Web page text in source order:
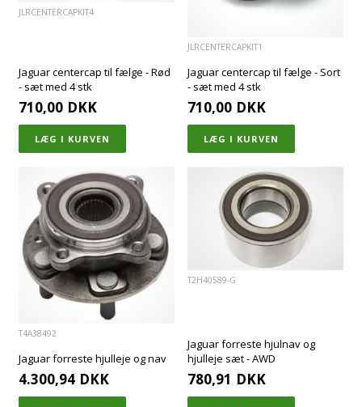
JLRCENTERCAPKIT4
Jaguar centercap til fælge - Rød
- sæt med 4 stk
710,00 DKK
JLRCENTERCAPKIT1
Jaguar centercap til fælge - Sort
- sæt med 4 stk
710,00 DKK
T4A38492
Jaguar forreste hjulleje og nav
4.300,94 DKK
T2H40589-G
Jaguar forreste hjulnav og
hjulleje sæt - AWD
780,91 DKK